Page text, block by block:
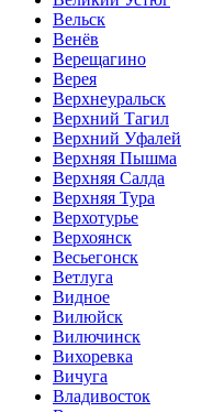
Вельск
Венёв
Верещагино
Верея
Верхнеуральск
Верхний Тагил
Верхний Уфалей
Верхняя Пышма
Верхняя Салда
Верхняя Тура
Верхотурье
Верхоянск
Весьегонск
Ветлуга
Видное
Вилюйск
Вилючинск
Вихоревка
Вичуга
Владивосток